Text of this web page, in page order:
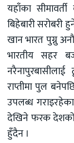
यहाँका
बिहेबारी सरोबरी
खान भारत पुग्नु
भारतीय सहर
राप्तीमा पुल
उपलब्ध
देखिने फरक
हुँदैन ।